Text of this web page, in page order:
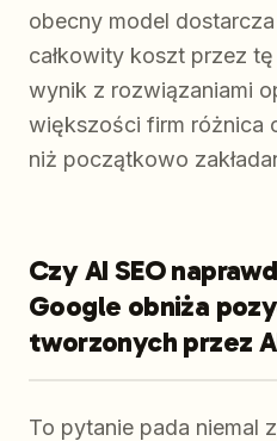
obecny model
całkowity koszt przez
wynik z rozwiązaniami
większości firm różnica
niż początkowo
Czy AI SEO
Google obniża
tworzonych przez
To pytanie pada niemal